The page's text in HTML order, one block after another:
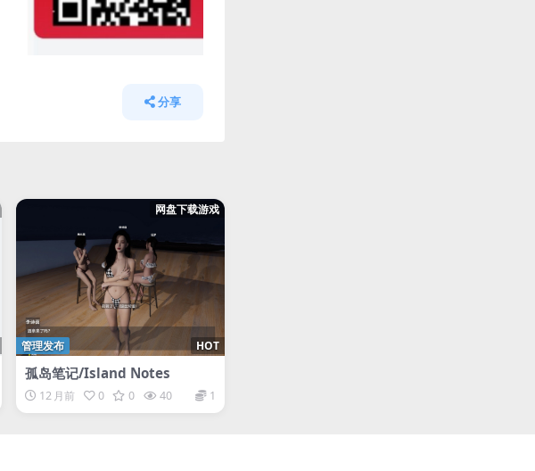
分享
网盘下载游戏
HOT
管理发布
孤岛笔记/Island Notes
12 月前 0 0 40 1